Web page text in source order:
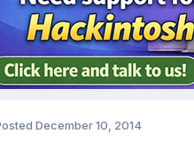
December 10, 2014